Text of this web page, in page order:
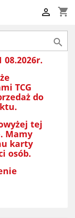
shopping_cart


TCG
do
tej
Mamy
karty
osób.